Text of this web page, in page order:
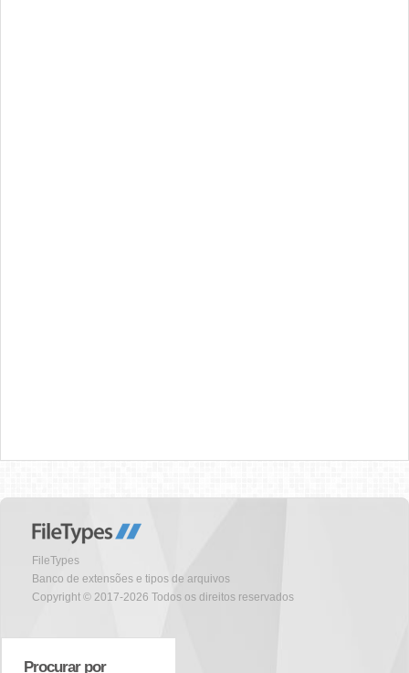
FileTypes
Banco de extensões e tipos de arquivos
Copyright © 2017-2026 Todos os direitos reservados
Procurar por